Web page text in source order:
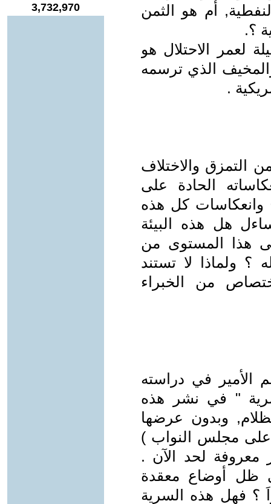
أم هو الثمن
؟.
لعمر الاحتلال هو
الذي ترسمه
.
التمزق والاختلاف
الحادة على
وانعكاسات كل هذه
هل هذه البيئة
هذا المستوى من
؟ ولماذا لا تستند
من الخبراء
الأمير في دراسته
" في نشر هذه
وبدون عرضها
على مجلس النواب )
معروفة لحد الآن .
ظل أوضاع معقدة
؟ فهل هذه السرية
3,732,970